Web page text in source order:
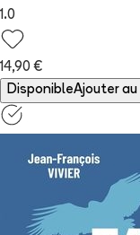
1.0
14,90 €
DisponibleAjouter au